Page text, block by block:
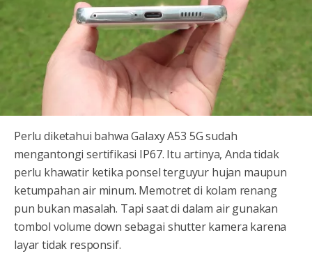
Perlu diketahui bahwa Galaxy A53 5G sudah
mengantongi sertifikasi IP67. Itu artinya, Anda tidak
perlu khawatir ketika ponsel terguyur hujan maupun
ketumpahan air minum. Memotret di kolam renang
pun bukan masalah. Tapi saat di dalam air gunakan
tombol volume down sebagai shutter kamera karena
layar tidak responsif.